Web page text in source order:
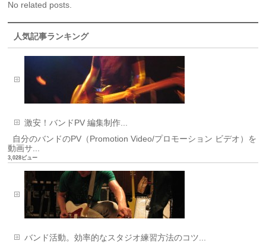
No related posts.
人気記事ランキング
激安！バンドPV 編集制作...
自分のバンドのPV（Promotion Video/プロモーション ビデオ）を
動画サ...
3,028ビュー
バンド活動。効率的なスタジオ練習方法のコツ...